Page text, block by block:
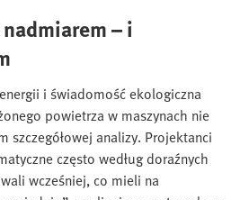
– i
i świadomość ekologiczna
powietrza w maszynach nie
szczegółowej analizy. Projektanci
często według doraźnych
wcześniej, co mieli na